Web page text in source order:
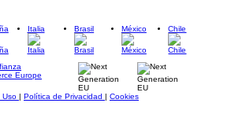
Italia Brasil México Chile
Uso | Política de Privacidad | Cookies